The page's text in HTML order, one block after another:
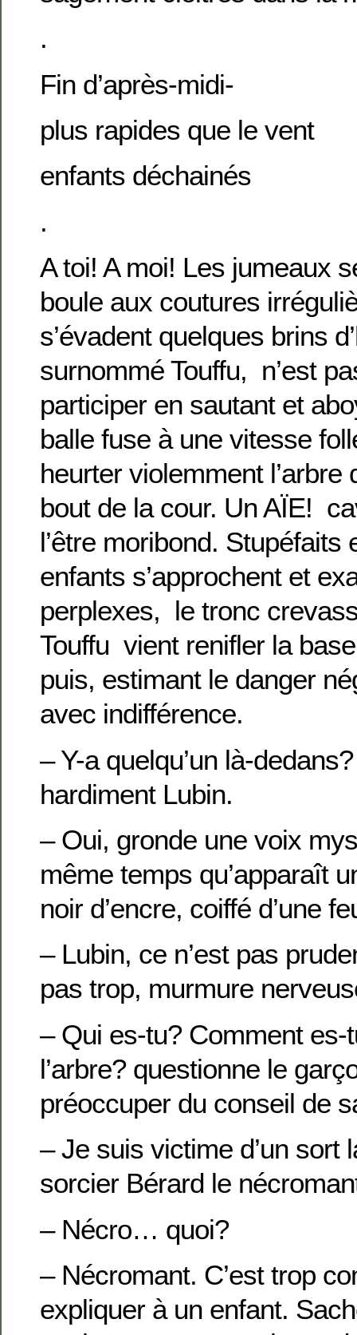
.
Fin d’après-midi-
plus rapides que le vent
enfants déchainés
.
A toi! A moi! Les jumeaux
boule aux coutures
s’évadent quelques brins
surnommé Touffu, n’est
participer en sautant et
balle fuse à une vitesse
heurter violemment l’arbre
bout de la cour. Un AÏE!
l’être moribond. Stupéfaits
enfants s’approchent et
perplexes, le tronc
Touffu vient renifler la
puis, estimant le danger
avec indifférence.
– Y-a quelqu’un là-
hardiment Lubin.
– Oui, gronde une voix
même temps qu’apparaît
noir d’encre, coiffé d’une
– Lubin, ce n’est pas
pas trop, murmure
– Qui es-tu? Comment es-
l’arbre? questionne le
préoccuper du conseil de
– Je suis victime d’un sort
sorcier Bérard le
– Nécro… quoi?
– Nécromant. C’est trop
expliquer à un enfant.